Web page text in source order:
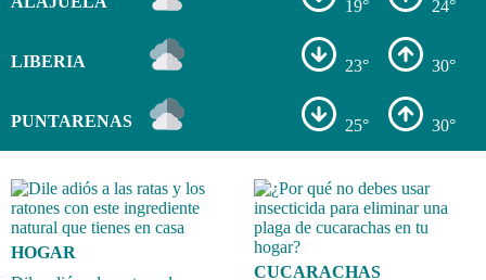
19° 24°
LIBERIA 23° 30°
PUNTARENAS 25° 30°
HOGAR
CUCARACHAS